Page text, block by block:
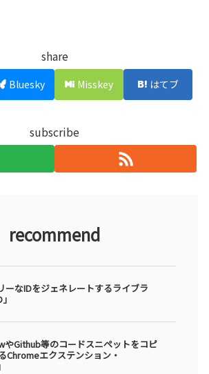
share
Bluesky Misskey はてブ
subscribe
recommend
ーなIDをジェネレートするライブラ
Github等のコードスニペットをコピ
Chromeエクステンション・